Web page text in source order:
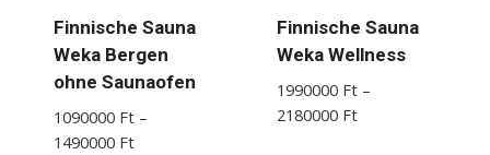
Finnische Sauna
Weka Bergen
ohne Saunaofen
1090000 Ft –
1490000 FtPreisspanne:
Finnische Sauna
Weka Wellness
1990000 Ft –
2180000 FtPreisspanne: